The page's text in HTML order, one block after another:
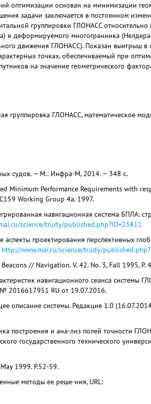
оптимизации основан на минимизации
задачи заключается в постоянном
группировки ГЛОНАСС
и деформируемого многогранника
движения ГЛОНАСС). Показан выигрыш в
точках, обеспечиваемый при
на значение геометрического
группировка ГЛОНАСС, математическое
судов. — М.: Инфра-М, 2014. — 348 с.
Minimum Performance Requirements with
Working Group 4a. 1997.
навигационная система БПЛА:
science/trudy/published.php?ID=23811
проектирования перспективных
http://www.mai.ru/science/trudy/
// Navigation. V. 42. No. 3, Fall 1995, P.
навигационного сеанса системы
2016617951 RU от 19.07.2016.
описание системы. Редакция 1.0
построения и ана-лиз полей точности
государственного технического
1999. P.52-59.
методы ее реше-ния, URL: